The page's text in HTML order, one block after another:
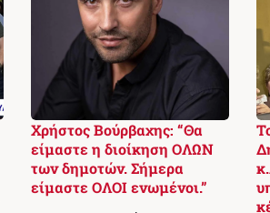
Χρήστος Βούρβαχης: “Θα
είμαστε η διοίκηση ΟΛΩΝ
των δημοτών. Σήμερα
είμαστε ΟΛΟΙ ενωμένοι.”